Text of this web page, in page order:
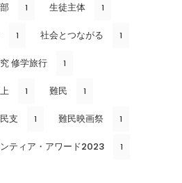
1 生徒主体 1
1 社会とつながる 1
修学旅行 1
1 難民 1
支 1 難民映画祭 1
ティア・アワード2023 1